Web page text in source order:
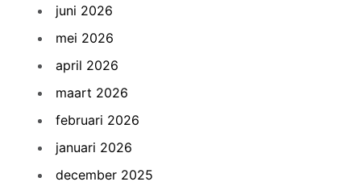
juni 2026
mei 2026
april 2026
maart 2026
februari 2026
januari 2026
december 2025